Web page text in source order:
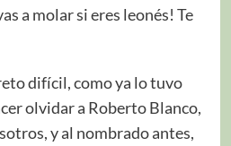
a molar si eres leonés! Te
difícil, como ya lo tuvo
olvidar a Roberto Blanco,
y al nombrado antes,